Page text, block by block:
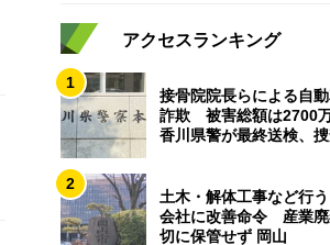
アクセスランキング
1
接骨院院長らによる自
詐欺 被害総額は2700
香川県警が最終送検、
2
土木・解体工事など行
会社に改善命令 産業廃
切に保管せず 岡山